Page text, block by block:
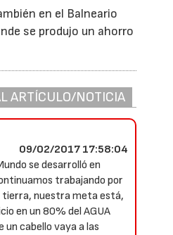
en el Balneario
se produjo un ahorro
ARTÍCULO/NOTICIA
09/02/2017 17:58:04
se desarrolló en
trabajando por
tierra, nuestra meta está,
en un 80% del AGUA
un cabello vaya a las